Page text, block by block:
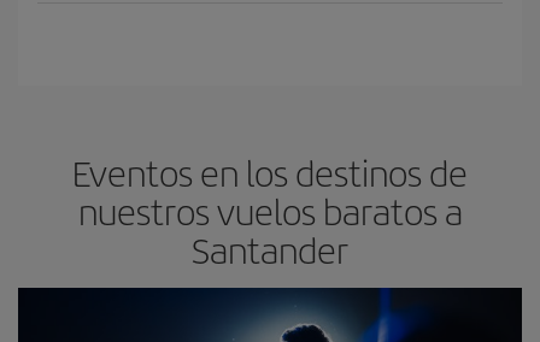
Eventos en los destinos de
nuestros vuelos baratos a
Santander